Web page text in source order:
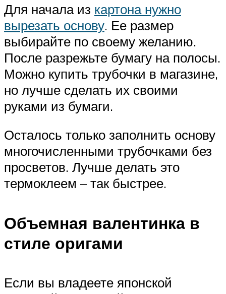
Для начала из картона нужно
вырезать основу. Ее размер
выбирайте по своему желанию.
После разрежьте бумагу на полосы.
Можно купить трубочки в магазине,
но лучше сделать их своими
руками из бумаги.
Осталось только заполнить основу
многочисленными трубочками без
просветов. Лучше делать это
термоклеем – так быстрее.
Объемная валентинка в
стиле оригами
Если вы владеете японской